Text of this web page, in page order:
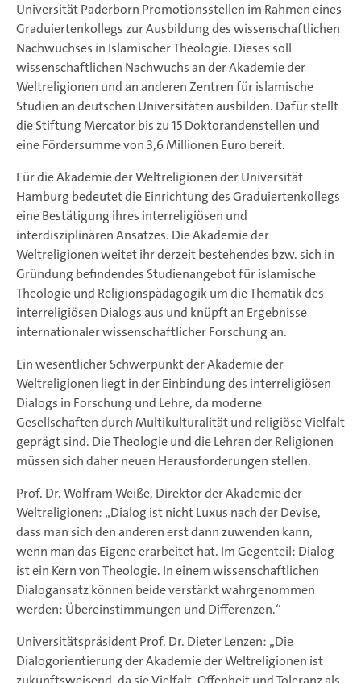
Universität Paderborn Promotionsstellen im Rahmen eines
Graduiertenkollegs zur Ausbildung des wissenschaftlichen
Nachwuchses in Islamischer Theologie. Dieses soll
wissenschaftlichen Nachwuchs an der Akademie der
Weltreligionen und an anderen Zentren für islamische
Studien an deutschen Universitäten ausbilden. Dafür stellt
die Stiftung Mercator bis zu 15 Doktorandenstellen und
eine Fördersumme von 3,6 Millionen Euro bereit.
Für die Akademie der Weltreligionen der Universität
Hamburg bedeutet die Einrichtung des Graduiertenkollegs
eine Bestätigung ihres interreligiösen und
interdisziplinären Ansatzes. Die Akademie der
Weltreligionen weitet ihr derzeit bestehendes bzw. sich in
Gründung befindendes Studienangebot für islamische
Theologie und Religionspädagogik um die Thematik des
interreligiösen Dialogs aus und knüpft an Ergebnisse
internationaler wissenschaftlicher Forschung an.
Ein wesentlicher Schwerpunkt der Akademie der
Weltreligionen liegt in der Einbindung des interreligiösen
Dialogs in Forschung und Lehre, da moderne
Gesellschaften durch Multikulturalität und religiöse Vielfalt
geprägt sind. Die Theologie und die Lehren der Religionen
müssen sich daher neuen Herausforderungen stellen.
Prof. Dr. Wolfram Weiße, Direktor der Akademie der
Weltreligionen: „Dialog ist nicht Luxus nach der Devise,
dass man sich den anderen erst dann zuwenden kann,
wenn man das Eigene erarbeitet hat. Im Gegenteil: Dialog
ist ein Kern von Theologie. In einem wissenschaftlichen
Dialogansatz können beide verstärkt wahrgenommen
werden: Übereinstimmungen und Differenzen.“
Universitätspräsident Prof. Dr. Dieter Lenzen: „Die
Dialogorientierung der Akademie der Weltreligionen ist